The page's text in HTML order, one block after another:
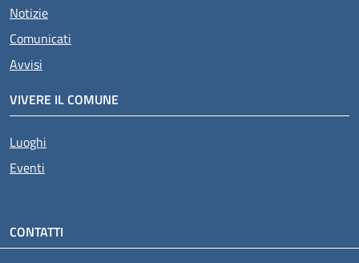
Notizie
Comunicati
Avvisi
VIVERE IL COMUNE
Luoghi
Eventi
CONTATTI